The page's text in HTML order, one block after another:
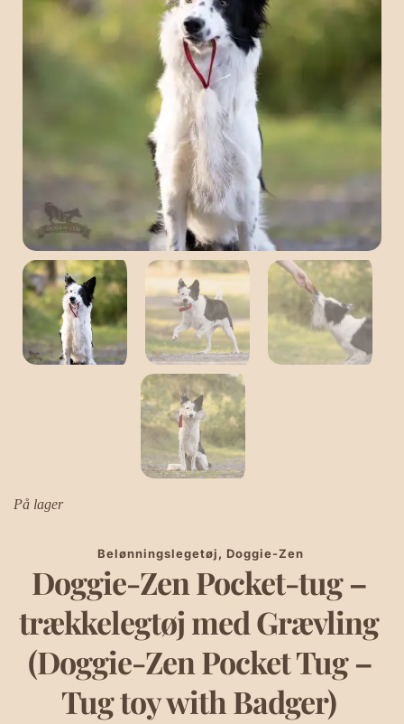
På lager
Belønningslegetøj, Doggie-Zen
Doggie-Zen Pocket-tug –
trækkelegtøj med Grævling
(Doggie-Zen Pocket Tug –
Tug toy with Badger)